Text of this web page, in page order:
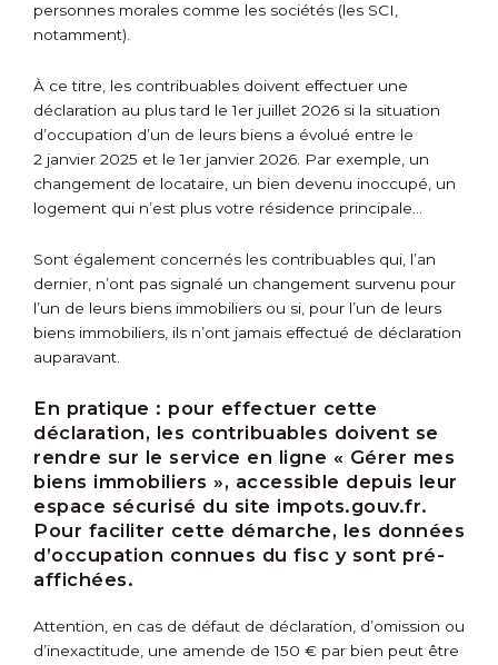
personnes morales comme les sociétés (les SCI,
notamment).
À ce titre, les contribuables doivent effectuer une
déclaration au plus tard le 1er juillet 2026 si la situation
d’occupation d’un de leurs biens a évolué entre le
2 janvier 2025 et le 1er janvier 2026. Par exemple, un
changement de locataire, un bien devenu inoccupé, un
logement qui n’est plus votre résidence principale…
Sont également concernés les contribuables qui, l’an
dernier, n’ont pas signalé un changement survenu pour
l’un de leurs biens immobiliers ou si, pour l’un de leurs
biens immobiliers, ils n’ont jamais effectué de déclaration
auparavant.
En pratique : pour effectuer cette
déclaration, les contribuables doivent se
rendre sur le service en ligne « Gérer mes
biens immobiliers », accessible depuis leur
espace sécurisé du site impots.gouv.fr.
Pour faciliter cette démarche, les données
d’occupation connues du fisc y sont pré-
affichées.
Attention, en cas de défaut de déclaration, d’omission ou
d’inexactitude, une amende de 150 € par bien peut être